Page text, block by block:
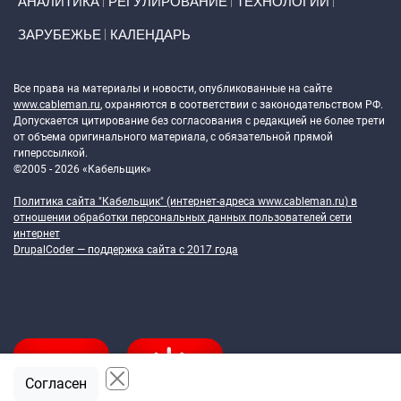
ЗАРУБЕЖЬЕ КАЛЕНДАРЬ
Все права на материалы и новости, опубликованные на сайте
www.cableman.ru, охраняются в соответствии с законодательством РФ.
Допускается цитирование без согласования с редакцией не более трети
от объема оригинального материала, с обязательной прямой
гиперссылкой.
©2005 - 2026 «Кабельщик»
Политика сайта "Кабельщик" (интернет-адреса www.cableman.ru) в
отношении обработки персональных данных пользователей сети
интернет
DrupalCoder — поддержка сайта c 2017 года
Согласен